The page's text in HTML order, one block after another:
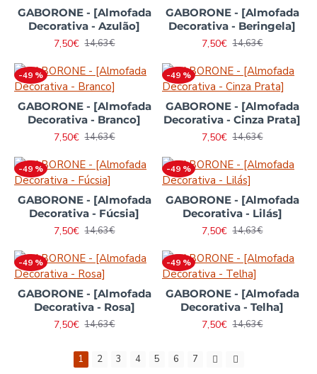
GABORONE - [Almofada
Decorativa - Azulão]
7,50€ 14,63€
GABORONE - [Almofada
Decorativa - Beringela]
7,50€ 14,63€
-49 %
GABORONE - [Almofada
Decorativa - Branco]
7,50€ 14,63€
-49 %
GABORONE - [Almofada
Decorativa - Cinza Prata]
7,50€ 14,63€
-49 %
GABORONE - [Almofada
Decorativa - Fúcsia]
7,50€ 14,63€
-49 %
GABORONE - [Almofada
Decorativa - Lilás]
7,50€ 14,63€
-49 %
GABORONE - [Almofada
Decorativa - Rosa]
7,50€ 14,63€
-49 %
GABORONE - [Almofada
Decorativa - Telha]
7,50€ 14,63€
1 2 3 4 5 6 7